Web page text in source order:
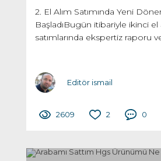
2. El Alım Satımında Yeni
BaşladıBugün itibariyle ikinci el
satımlarında ekspertiz raporu
Editör ismail
2609 2 0